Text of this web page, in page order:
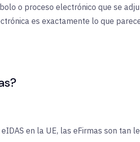
o proceso electrónico que se
es exactamente lo que
en la UE, las eFirmas son